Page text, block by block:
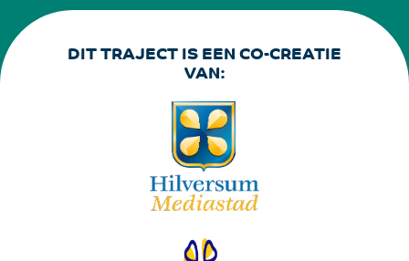
DIT TRAJECT IS EEN CO-CREATIE
VAN: